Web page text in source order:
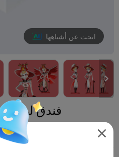
ابحث عن أشباهها

فندق
